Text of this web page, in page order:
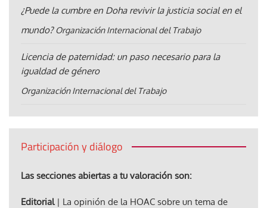
¿Puede la cumbre en Doha revivir la justicia social en el
mundo? Organización Internacional del Trabajo
Licencia de paternidad: un paso necesario para la
igualdad de género
Organización Internacional del Trabajo
Participación y diálogo
Las secciones abiertas a tu valoración son:
Editorial| La opinión de la HOAC sobre un tema de